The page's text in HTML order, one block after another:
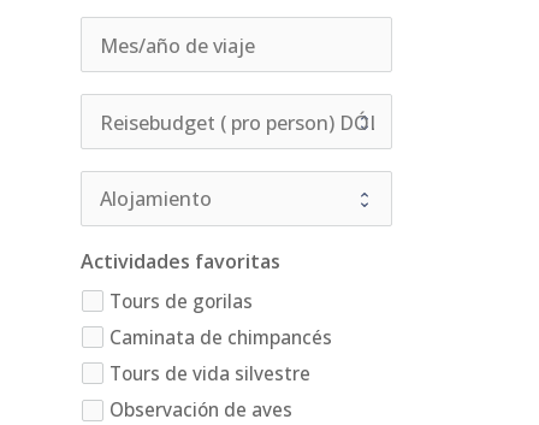
Actividades favoritas
Tours de gorilas
Caminata de chimpancés
Tours de vida silvestre
Observación de aves